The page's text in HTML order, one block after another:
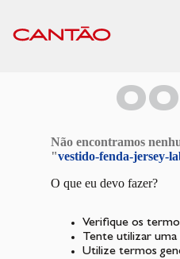
Não encontramos
"vestido-fenda-jersey-
O que eu devo fazer?
Verifique os
Tente utilizar uma
Utilize termos